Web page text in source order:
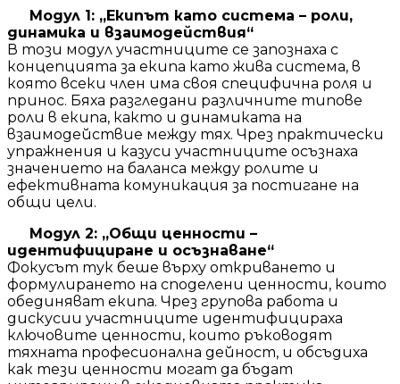
Модул 1: „Екипът като система – роли,
динамика и взаимодействия“
В този модул участниците се запознаха с
концепцията за екипа като жива система, в
която всеки член има своя специфична роля и
принос. Бяха разгледани различните типове
роли в екипа, както и динамиката на
взаимодействие между тях. Чрез практически
упражнения и казуси участниците осъзнаха
значението на баланса между ролите и
ефективната комуникация за постигане на
общи цели.
Модул 2: „Общи ценности –
идентифициране и осъзнаване“
Фокусът тук беше върху откриването и
формулирането на споделени ценности, които
обединяват екипа. Чрез групова работа и
дискусии участниците идентифицираха
ключовите ценности, които ръководят
тяхната професионална дейност, и обсъдиха
как тези ценности могат да бъдат